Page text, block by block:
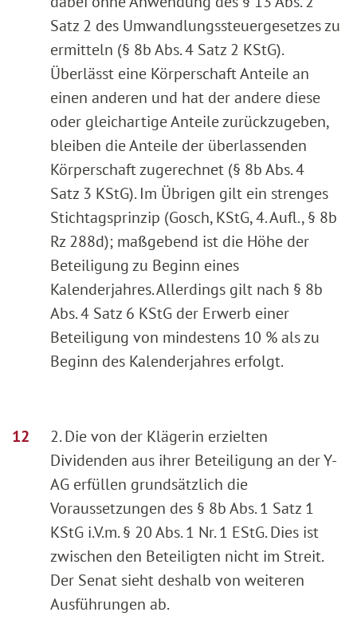
Satz 2 des Umwandlungssteuergesetzes zu
ermitteln (§ 8b Abs. 4 Satz 2 KStG).
Überlässt eine Körperschaft Anteile an
einen anderen und hat der andere diese
oder gleichartige Anteile zurückzugeben,
bleiben die Anteile der überlassenden
Körperschaft zugerechnet (§ 8b Abs. 4
Satz 3 KStG). Im Übrigen gilt ein strenges
Stichtagsprinzip (Gosch, KStG, 4. Aufl., § 8b
Rz 288d); maßgebend ist die Höhe der
Beteiligung zu Beginn eines
Kalenderjahres. Allerdings gilt nach § 8b
Abs. 4 Satz 6 KStG der Erwerb einer
Beteiligung von mindestens 10 % als zu
Beginn des Kalenderjahres erfolgt.
2. Die von der Klägerin erzielten
Dividenden aus ihrer Beteiligung an der Y-
AG erfüllen grundsätzlich die
Voraussetzungen des § 8b Abs. 1 Satz 1
KStG i.V.m. § 20 Abs. 1 Nr. 1 EStG. Dies ist
zwischen den Beteiligten nicht im Streit.
Der Senat sieht deshalb von weiteren
Ausführungen ab.